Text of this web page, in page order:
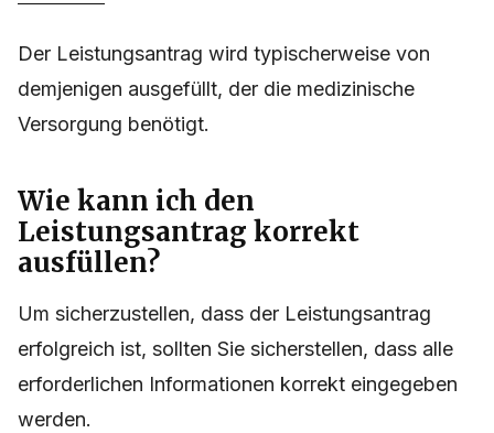
Der Leistungsantrag wird typischerweise von
demjenigen ausgefüllt, der die medizinische
Versorgung benötigt.
Wie kann ich den
Leistungsantrag korrekt
ausfüllen?
Um sicherzustellen, dass der Leistungsantrag
erfolgreich ist, sollten Sie sicherstellen, dass alle
erforderlichen Informationen korrekt eingegeben
werden.